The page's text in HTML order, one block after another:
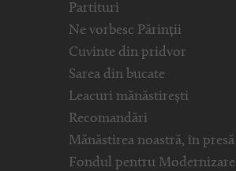
Partituri
Ne vorbesc Părinții
Cuvinte din pridvor
Sarea din bucate
Leacuri mănăstirești
Recomandări
Mănăstirea noastră, în presă
Fondul pentru Modernizare